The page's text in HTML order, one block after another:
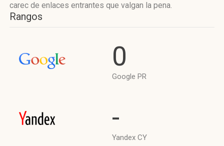
carec de enlaces entrantes que valgan la pena.
Rangos
0
Google PR
-
Yandex CY